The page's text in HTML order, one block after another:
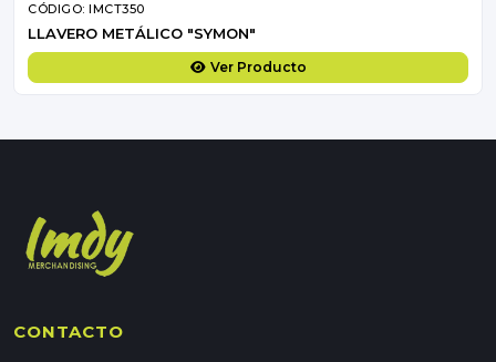
CÓDIGO: IMCT350
LLAVERO METÁLICO "SYMON"
Ver Producto
CONTACTO